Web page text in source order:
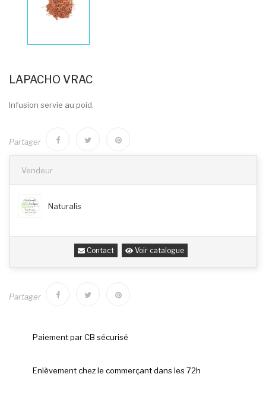
LAPACHO VRAC
Infusion servie au poid.
Partager
Vendeur
Naturalis
Contact Voir catalogue
Partager
Paiement par CB sécurisé
Enlèvement chez le commerçant dans les 72h